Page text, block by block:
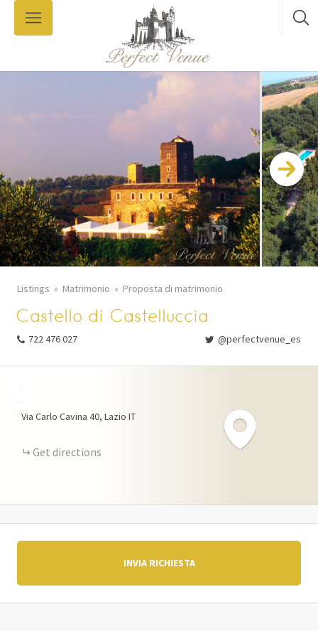
Listings Matrimonio Proposta di matrimonio
Castello di Castelluccia
722 476 027 @perfectvenue_es
Via Carlo Cavina 40 Lazio IT
Get directions
INVIA RICHIESTA